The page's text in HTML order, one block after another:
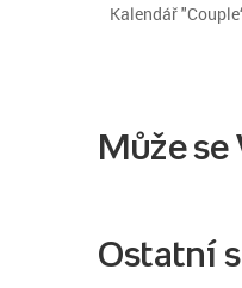
Kalendář
Může
Ostatní